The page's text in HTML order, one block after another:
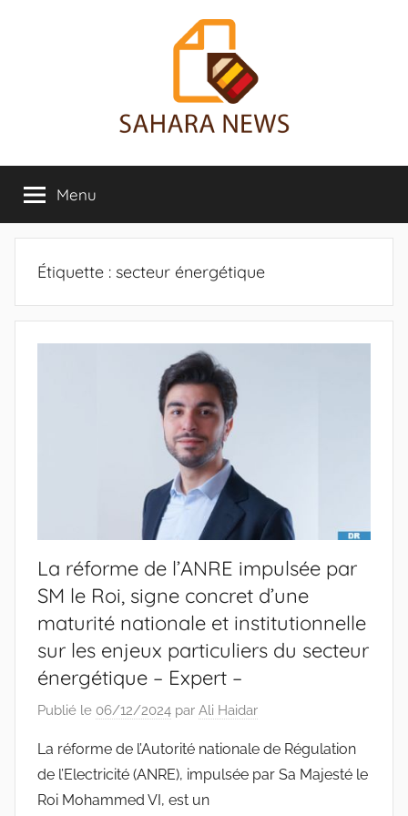
Sahara
News
sur
le
Sahara
révélée
Menu
Étiquette : secteur énergétique
La réforme de l’ANRE impulsée par
SM le Roi, signe concret d’une
maturité nationale et institutionnelle
sur les enjeux particuliers du secteur
énergétique – Expert –
Publié le 06/12/2024 par Ali Haidar
La réforme de l’Autorité nationale de Régulation
de l’Electricité (ANRE), impulsée par Sa Majesté le
Roi Mohammed VI, est un